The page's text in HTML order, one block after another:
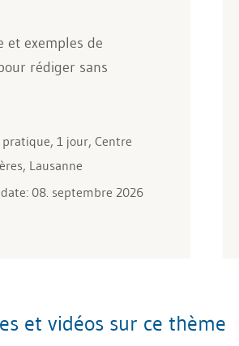
et exemples de
rédiger sans
1 jour, Centre
Lausanne
08. septembre 2026
et vidéos sur ce thème